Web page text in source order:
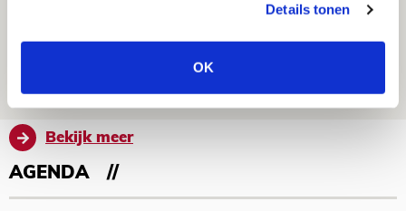
Details tonen
OK
Ajax zet Shelbourne eenvoudig opzij en
reist met vertrouwen naar Dublin
NIEUWS
Bekijk meer
AGENDA